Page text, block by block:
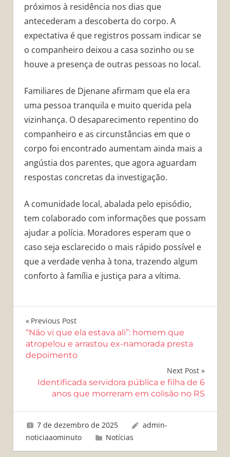
próximos à residência nos dias que
antecederam a descoberta do corpo. A
expectativa é que registros possam indicar se
o companheiro deixou a casa sozinho ou se
houve a presença de outras pessoas no local.
Familiares de Djenane afirmam que ela era
uma pessoa tranquila e muito querida pela
vizinhança. O desaparecimento repentino do
companheiro e as circunstâncias em que o
corpo foi encontrado aumentam ainda mais a
angústia dos parentes, que agora aguardam
respostas concretas da investigação.
A comunidade local, abalada pelo episódio,
tem colaborado com informações que possam
ajudar a polícia. Moradores esperam que o
caso seja esclarecido o mais rápido possível e
que a verdade venha à tona, trazendo algum
conforto à família e justiça para a vítima.
Navegação
de
Post
Previous Post
“Não vi que ela estava ali”: homem que
atropelou e arrastou ex-namorada presta
depoimento
Next Post
Identificada servidora pública e filha de 6
anos que morreram em colisão no RS
7 de dezembro de 2025
admin-
noticiaaominuto
Notícias